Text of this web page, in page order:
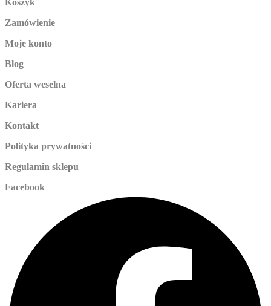
Koszyk
Zamówienie
Moje konto
Blog
Oferta weselna
Kariera
Kontakt
Polityka prywatności
Regulamin sklepu
Facebook